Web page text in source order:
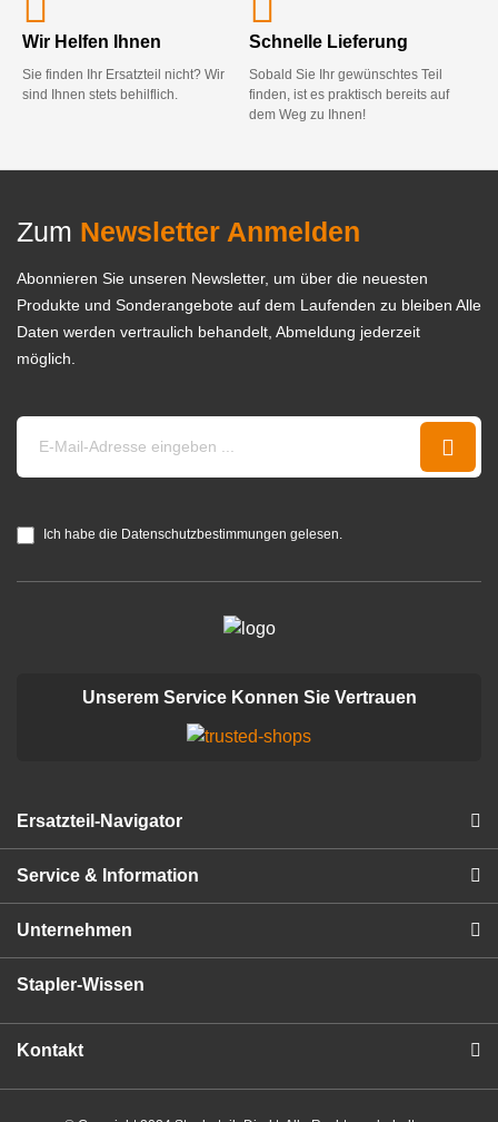
Wir Helfen Ihnen
Sie finden Ihr Ersatzteil nicht? Wir
sind Ihnen stets behilflich.
Schnelle Lieferung
Sobald Sie Ihr gewünschtes Teil
finden, ist es praktisch bereits auf
dem Weg zu Ihnen!
Zum Newsletter Anmelden
Abonnieren Sie unseren Newsletter, um über die neuesten
Produkte und Sonderangebote auf dem Laufenden zu bleiben Alle
Daten werden vertraulich behandelt, Abmeldung jederzeit
möglich.
Ich habe die Datenschutzbestimmungen gelesen.
Unserem Service Konnen Sie Vertrauen
Ersatzteil-Navigator
Service & Information
Unternehmen
Stapler-Wissen
Kontakt